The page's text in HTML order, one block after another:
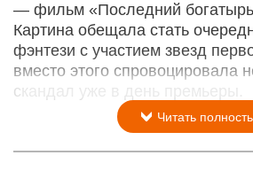
— фильм «Последний
Картина обещала стать
фэнтези с участием звезд
вместо этого спровоцировала
скандал уже в день премьеры.
Читать